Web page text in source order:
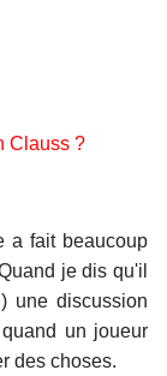
Clauss ?
a fait beaucoup
je dis qu'il
une discussion
un joueur
des choses.